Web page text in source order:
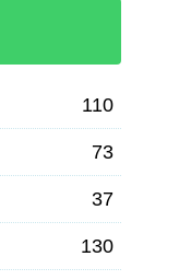
110
73
37
130